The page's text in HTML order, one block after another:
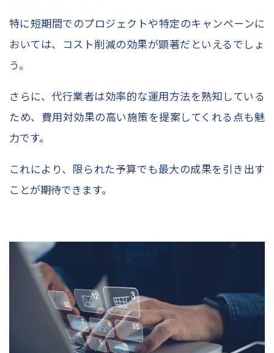
特に短期間でのプロジェクトや特定のキャンペーンに
おいては、コスト削減の効果が顕著だといえるでしょ
う。
さらに、代行業者は効率的な運用方法を熟知している
ため、費用対効果の高い施策を提案してくれる点も魅
力です。
これにより、限られた予算でも最大の成果を引き出す
ことが期待できます。